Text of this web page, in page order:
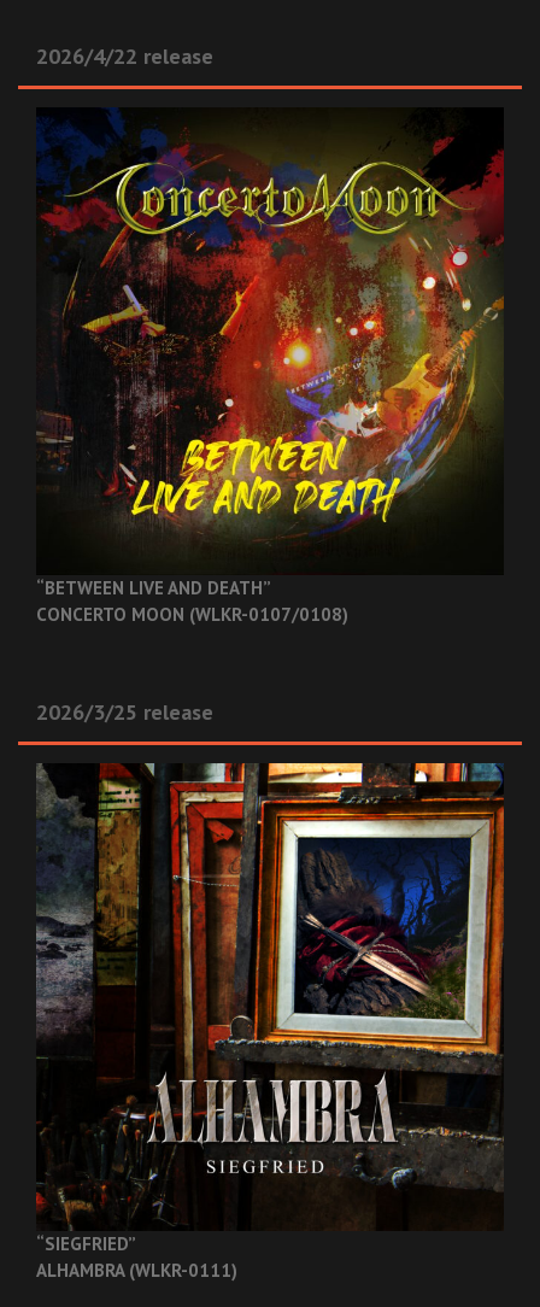
2026/4/22 release
“BETWEEN LIVE AND DEATH”
CONCERTO MOON (WLKR-0107/0108)
2026/3/25 release
“SIEGFRIED”
ALHAMBRA (WLKR-0111)